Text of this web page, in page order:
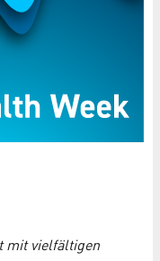
mit vielfältigen